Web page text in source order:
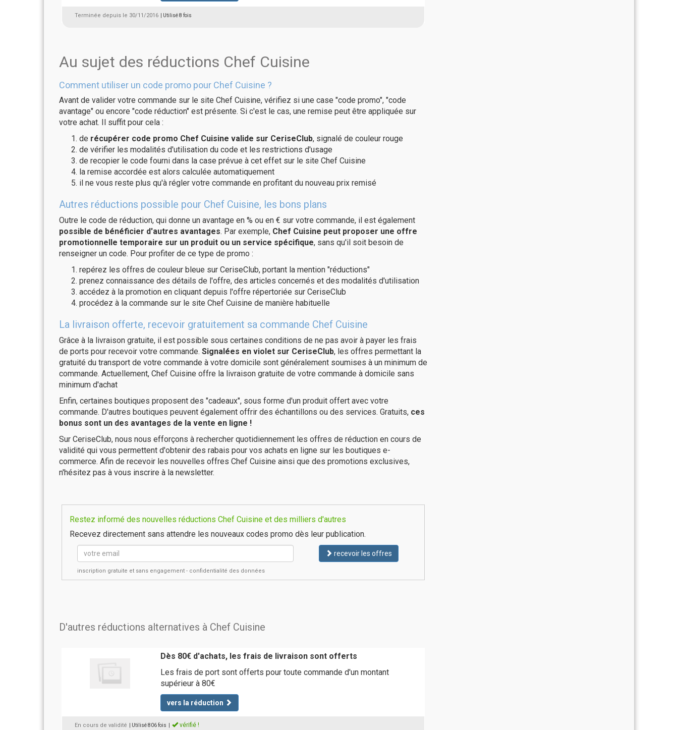
Terminée depuis le 30/11/2016 | Utilisé 8 fois
Au sujet des réductions Chef Cuisine
Comment utiliser un code promo pour Chef Cuisine ?
Avant de valider votre commande sur le site Chef Cuisine, vérifiez si une case "code promo", "code
avantage" ou encore "code réduction" est présente. Si c'est le cas, une remise peut être appliquée sur
votre achat. Il suffit pour cela :
de récupérer code promo Chef Cuisine valide sur CeriseClub, signalé de couleur rouge
de vérifier les modalités d'utilisation du code et les restrictions d'usage
de recopier le code fourni dans la case prévue à cet effet sur le site Chef Cuisine
la remise accordée est alors calculée automatiquement
il ne vous reste plus qu'à régler votre commande en profitant du nouveau prix remisé
Autres réductions possible pour Chef Cuisine, les bons plans
Outre le code de réduction, qui donne un avantage en % ou en € sur votre commande, il est également
possible de bénéficier d'autres avantages. Par exemple, Chef Cuisine peut proposer une offre
promotionnelle temporaire sur un produit ou un service spécifique, sans qu'il soit besoin de
renseigner un code. Pour profiter de ce type de promo :
repérez les offres de couleur bleue sur CeriseClub, portant la mention "réductions"
prenez connaissance des détails de l'offre, des articles concernés et des modalités d'utilisation
accédez à la promotion en cliquant depuis l'offre répertoriée sur CeriseClub
procédez à la commande sur le site Chef Cuisine de manière habituelle
La livraison offerte, recevoir gratuitement sa commande Chef Cuisine
Grâce à la livraison gratuite, il est possible sous certaines conditions de ne pas avoir à payer les frais
de ports pour recevoir votre commande. Signalées en violet sur CeriseClub, les offres permettant la
gratuité du transport de votre commande à votre domicile sont généralement soumises à un minimum de
commande. Actuellement, Chef Cuisine offre la livraison gratuite de votre commande à domicile sans
minimum d'achat
Enfin, certaines boutiques proposent des "cadeaux", sous forme d'un produit offert avec votre
commande. D'autres boutiques peuvent également offrir des échantillons ou des services. Gratuits, ces
bonus sont un des avantages de la vente en ligne !
Sur CeriseClub, nous nous efforçons à rechercher quotidiennement les offres de réduction en cours de
validité qui vous permettent d'obtenir des rabais pour vos achats en ligne sur les boutiques e-
commerce. Afin de recevoir les nouvelles offres Chef Cuisine ainsi que des promotions exclusives,
n'hésitez pas à vous inscrire à la newsletter.
Restez informé des nouvelles réductions Chef Cuisine et des milliers d'autres
Recevez directement sans attendre les nouveaux codes promo dès leur publication.
recevoir les offres
inscription gratuite et sans engagement - confidentialité des données
D'autres réductions alternatives à Chef Cuisine
Dès 80€ d'achats, les frais de livraison sont offerts
Les frais de port sont offerts pour toute commande d'un montant
supérieur à 80€
vers la réduction
En cours de validité | Utilisé 806 fois vérifié !